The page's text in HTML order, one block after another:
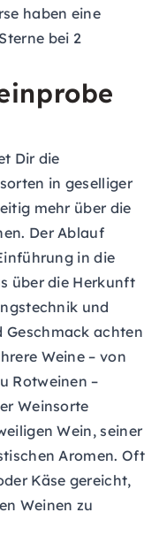
haben eine
bei 2
Dir die
in geselliger
mehr über die
Der Ablauf
in die
über die Herkunft
und
achten
Weine – von
Rotweinen –
Weinsorte
Wein, seiner
Aromen. Oft
Käse gereicht,
Weinen zu